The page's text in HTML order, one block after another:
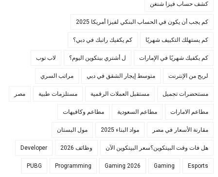
كشف حساب فيزا شنغن
كم يجب أن يكون في الحساب البنكي لفيزا أمريكا 2025
كم يستهلك التكييف شهريًا كم يكفيك راتبك في دبي؟
كم يكفيك شهريًا في الإمارات ل أشتري بيتكوين اليوم؟ لاب توب
لربح من الإنترنت متوسط إيجار الشقق في دبي مراتب السري
مستحضرات تجميل مستقبل العملات الرقمية مستلزمات طبية مصر
مطاعم الامارات مطاعم السعودية مطاعم وكافيهات
مقارنة الأسعار في مصر مواد البناء 2025 مول البستان
هل فات وقت البيتكوين؟سعر البيتكوين الآن وظائف 2026 Developer
Esports
Gaming
Gaming 2026
Programming
PUBG